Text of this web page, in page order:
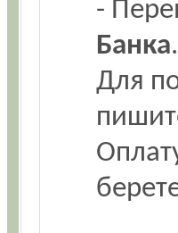
-
Банка.
Для